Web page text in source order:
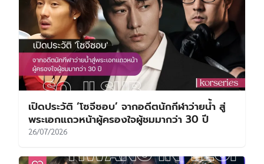
เปิดประวัติ ‘โซจีซอบ’ จากอดีตนักกีฬาว่ายน้ำ สู่
พระเอกแถวหน้าผู้ครองใจผู้ชมมากว่า 30 ปี
26/07/2026